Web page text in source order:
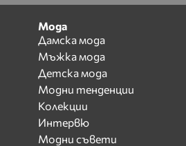
Мода
Дамска мода
Мъжка мода
Детска мода
Модни тенденции
Колекции
Интервю
Модни съвети